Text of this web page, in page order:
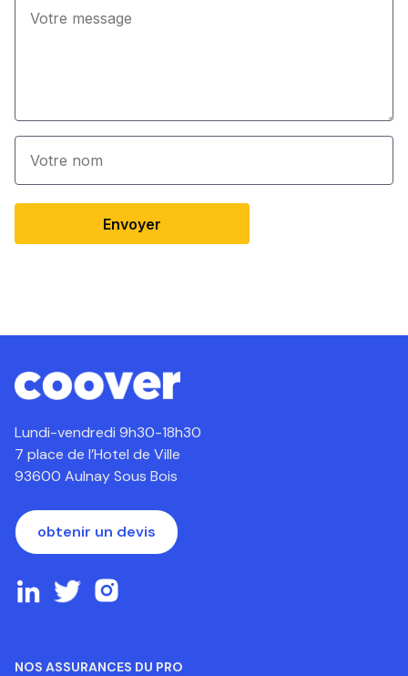
Envoyer
Lundi-vendredi 9h30-18h30
7 place de l’Hotel de Ville
93600 Aulnay Sous Bois
obtenir un devis
NOS ASSURANCES DU PRO